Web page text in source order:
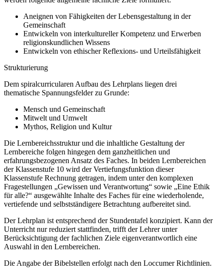
Aneignen von Fähigkeiten der Lebensgestaltung in der
Gemeinschaft
Entwickeln von interkultureller Kompetenz und Erwerben
religionskundlichen Wissens
Entwickeln von ethischer Reflexions- und Urteilsfähigkeit
Strukturierung
Dem spiralcurricularen Aufbau des Lehrplans liegen drei
thematische Spannungsfelder zu Grunde:
Mensch und Gemeinschaft
Mitwelt und Umwelt
Mythos, Religion und Kultur
Die Lernbereichsstruktur und die inhaltliche Gestaltung der
Lernbereiche folgen hingegen dem ganzheitlichen und
erfahrungsbezogenen Ansatz des Faches. In beiden Lernbereichen
der Klassenstufe 10 wird der Vertiefungsfunktion dieser
Klassenstufe Rechnung getragen, indem unter den komplexen
Fragestellungen „Gewissen und Verantwortung“ sowie „Eine Ethik
für alle?“ ausgewählte Inhalte des Faches für eine wiederholende,
vertiefende und selbstständigere Betrachtung aufbereitet sind.
Der Lehrplan ist entsprechend der Stundentafel konzipiert. Kann der
Unterricht nur reduziert stattfinden, trifft der Lehrer unter
Berücksichtigung der fachlichen Ziele eigenverantwortlich eine
Auswahl in den Lernbereichen.
Die Angabe der Bibelstellen erfolgt nach den Loccumer Richtlinien.